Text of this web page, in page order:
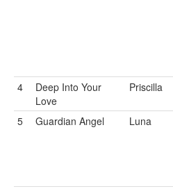
4
Deep Into Your
Love
Priscilla
5
Guardian Angel Luna